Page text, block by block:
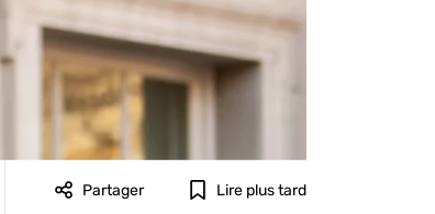
Partager Lire plus tard